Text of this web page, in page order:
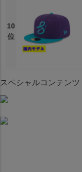
10
位
スペシャルコンテンツ